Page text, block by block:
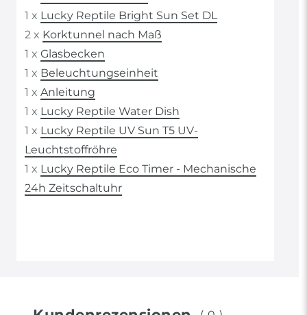
1 x Lucky Reptile Bright Sun Set DL
2 x Korktunnel nach Maß
1 x Glasbecken
1 x Beleuchtungseinheit
1 x Anleitung
1 x Lucky Reptile Water Dish
1 x Lucky Reptile UV Sun T5 UV-
Leuchtstoffröhre
1 x Lucky Reptile Eco Timer - Mechanische
24h Zeitschaltuhr